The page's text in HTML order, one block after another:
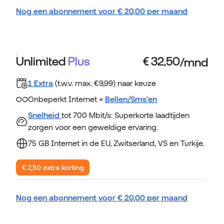
Nog een abonnement voor € 20,00 per maand
Unlimited Plus
1 Extra (t.w.v. max. €9,99) naar keuze
Onbeperkt Internet + Bellen/Sms’en
Snelheid tot 700 Mbit/s: Superkorte laadtijden
zorgen voor een geweldige ervaring.
75 GB Internet in de EU, Zwitserland, VS en Turkije.
€ 2,50 extra korting
Nog een abonnement voor € 20,00 per maand